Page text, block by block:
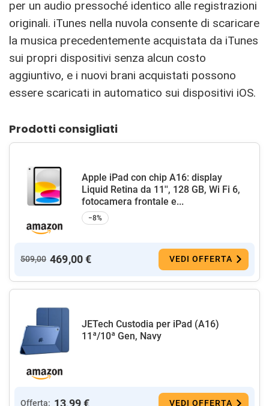
per un audio pressoché identico alle registrazioni
originali. iTunes nella nuvola consente di scaricare
la musica precedentemente acquistata da iTunes
sui propri dispositivi senza alcun costo
aggiuntivo, e i nuovi brani acquistati possono
essere scaricati in automatico sui dispositivi iOS.
Prodotti consigliati
Apple iPad con chip A16: display
Liquid Retina da 11'', 128 GB, Wi Fi 6,
fotocamera frontale e...
−8%
509,00 469,00 € VEDI OFFERTA
JETech Custodia per iPad (A16)
11ª/10ª Gen, Navy
Offerta: 13,99 € VEDI OFFERTA